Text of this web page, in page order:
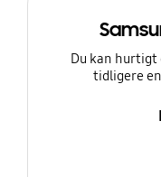
Du kan hurtigt
tidligere